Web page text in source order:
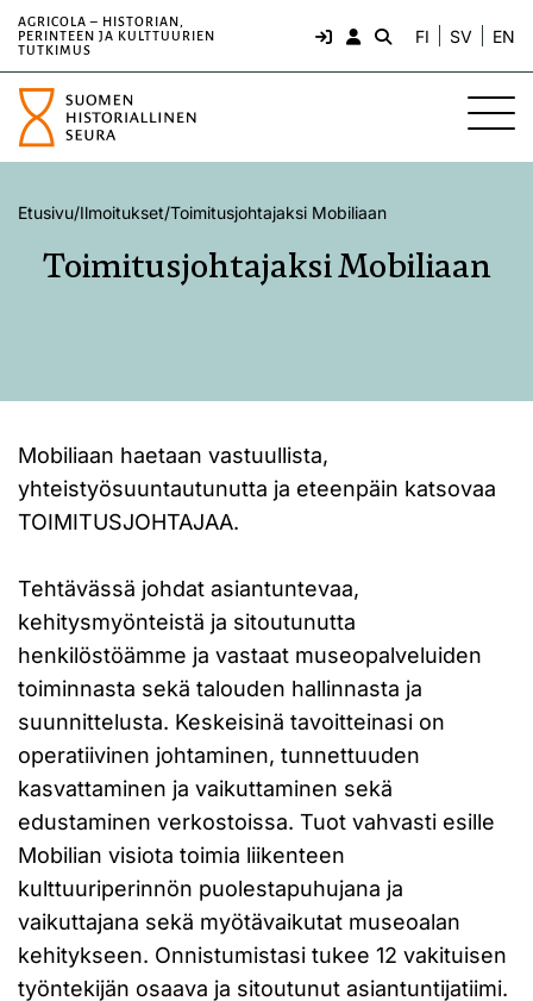
AGRICOLA – HISTORIAN,
PERINTEEN JA KULTTUURIEN
TUTKIMUS
FI SV EN
Etusivu/Ilmoitukset/Toimitusjohtajaksi Mobiliaan
Toimitusjohtajaksi Mobiliaan
Mobiliaan haetaan vastuullista,
yhteistyösuuntautunutta ja eteenpäin katsovaa
TOIMITUSJOHTAJAA.
Tehtävässä johdat asiantuntevaa,
kehitysmyönteistä ja sitoutunutta
henkilöstöämme ja vastaat museopalveluiden
toiminnasta sekä talouden hallinnasta ja
suunnittelusta. Keskeisinä tavoitteinasi on
operatiivinen johtaminen, tunnettuuden
kasvattaminen ja vaikuttaminen sekä
edustaminen verkostoissa. Tuot vahvasti esille
Mobilian visiota toimia liikenteen
kulttuuriperinnön puolestapuhujana ja
vaikuttajana sekä myötävaikutat museoalan
kehitykseen. Onnistumistasi tukee 12 vakituisen
työntekijän osaava ja sitoutunut asiantuntijatiimi.